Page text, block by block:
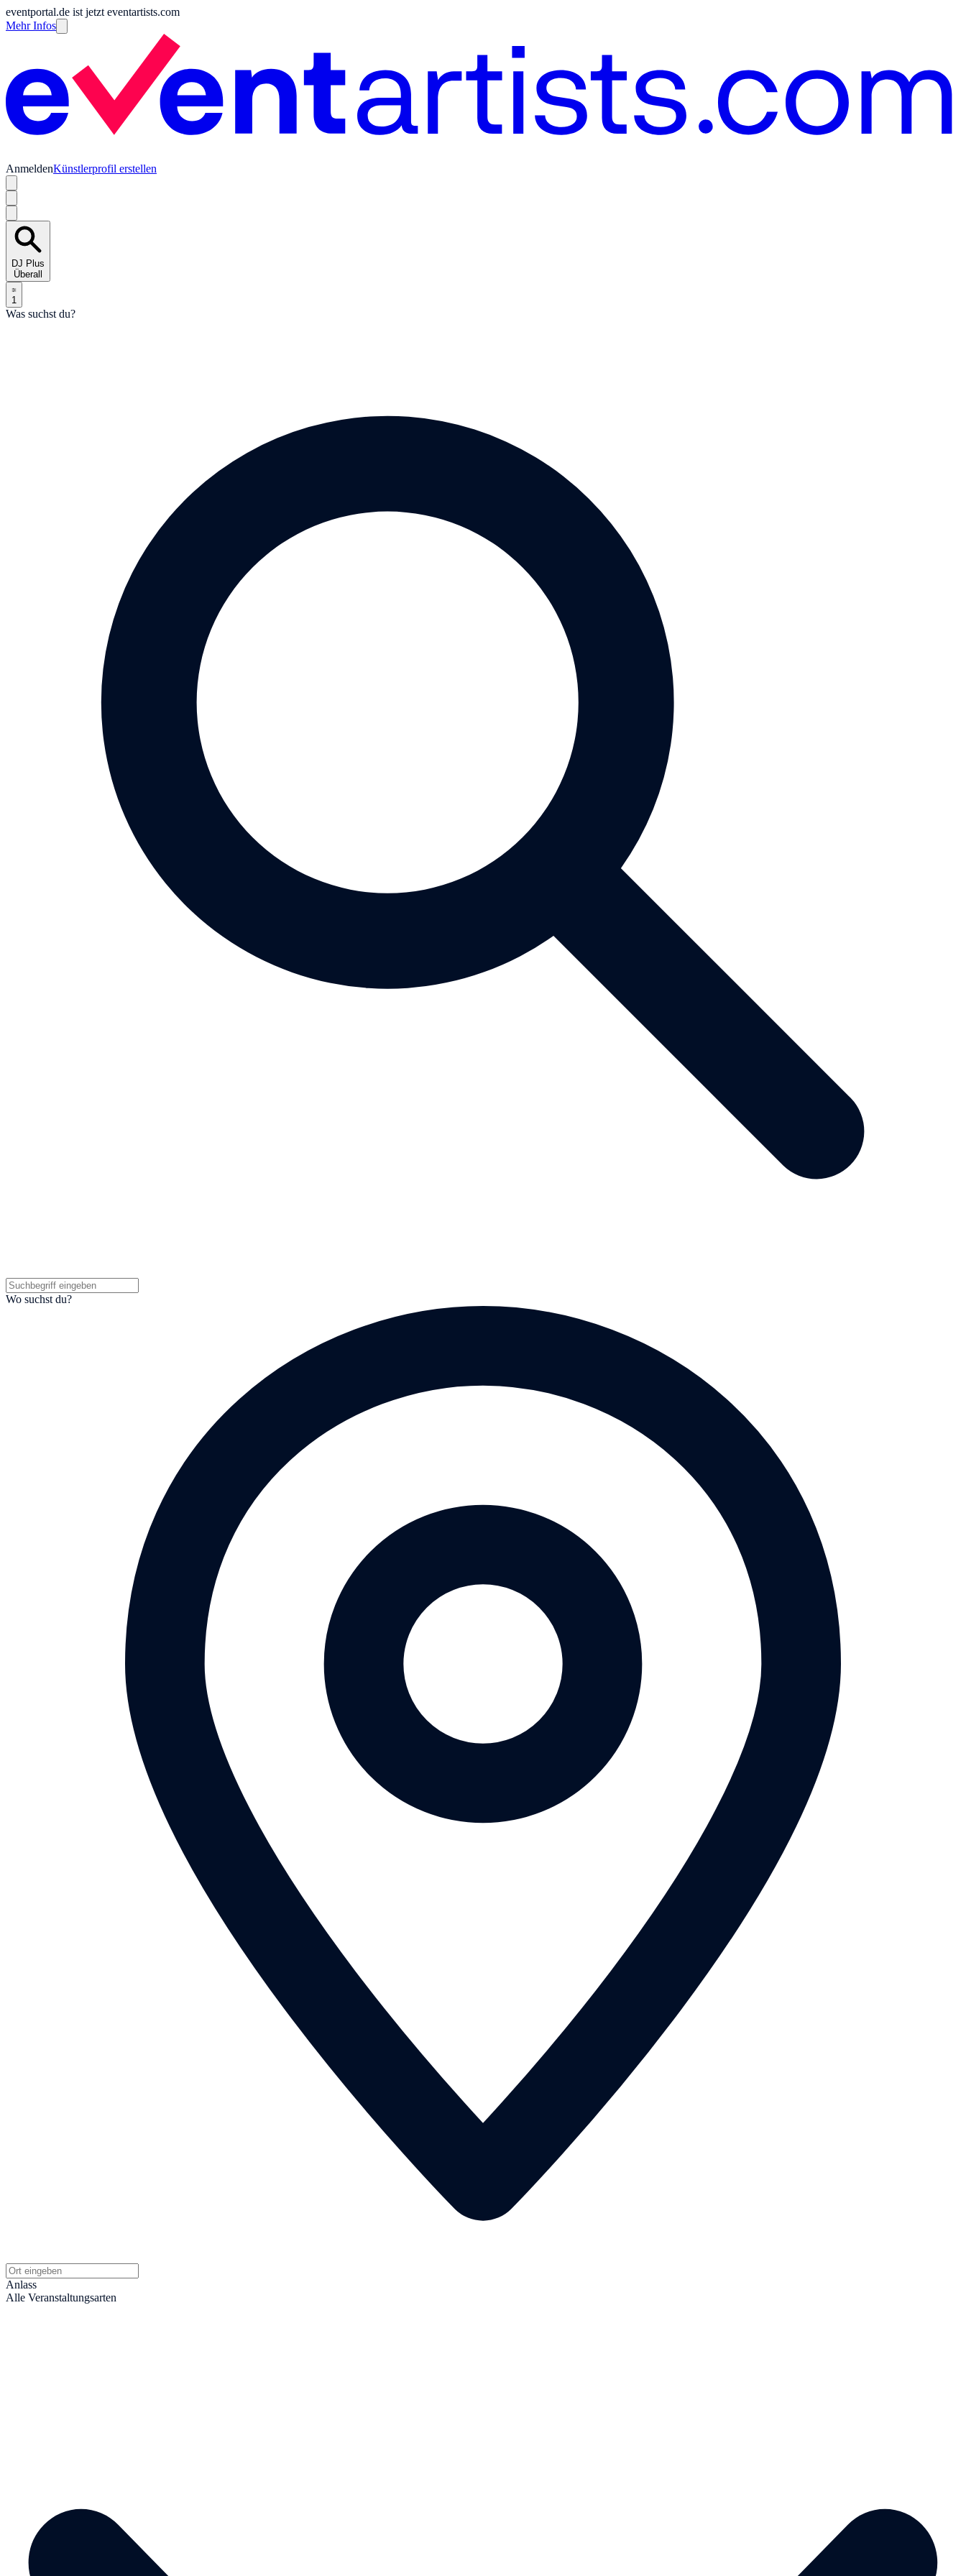
eventportal.de ist jetzt eventartists.com
Mehr Infos
AnmeldenKünstlerprofil erstellen
DJ Plus
Überall
1
Was suchst du?
Wo suchst du?
Anlass
Alle Veranstaltungsarten